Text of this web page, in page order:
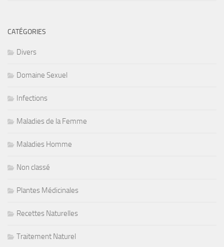
CATÉGORIES
Divers
Domaine Sexuel
Infections
Maladies de la Femme
Maladies Homme
Non classé
Plantes Médicinales
Recettes Naturelles
Traitement Naturel